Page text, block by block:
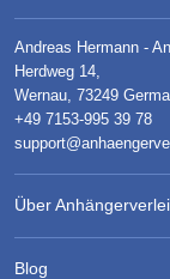
Andreas Hermann -
Herdweg 14,
Wernau, 73249
+49 7153-995 39 78
Über
Blog